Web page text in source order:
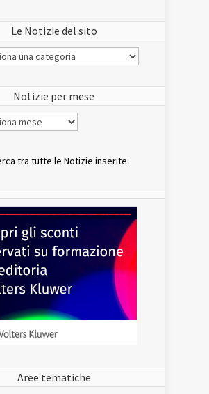
Le Notizie del sito
Notizie per mese
tra tutte le Notizie inserite
Aree tematiche